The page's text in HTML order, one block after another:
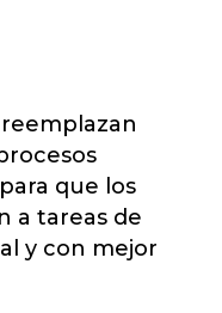
que los
a tareas de
y con mejor